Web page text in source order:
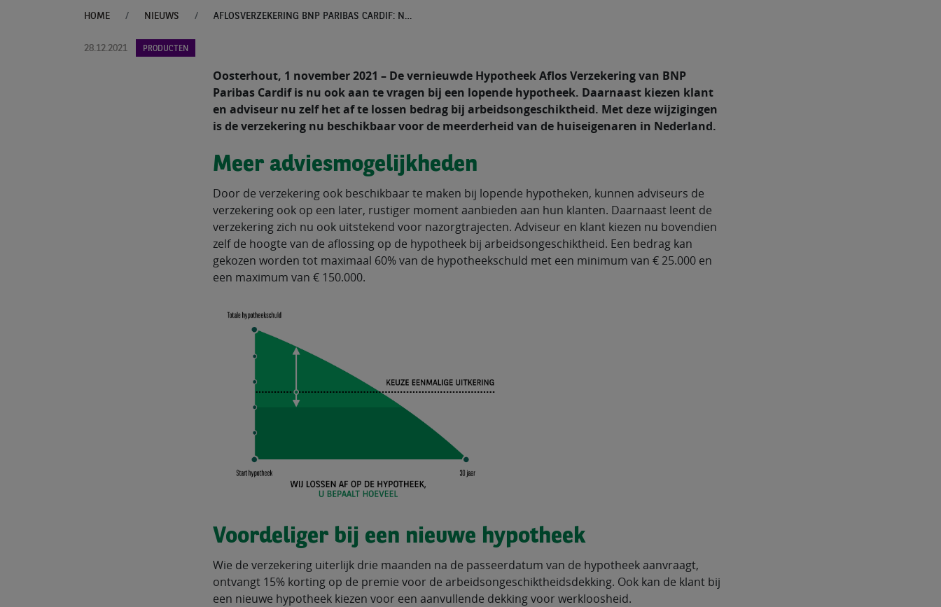
HOME NIEUWS AFLOSVERZEKERING BNP PARIBAS CARDIF: NU OOK VOOR LOPENDE HYPOTHEKEN BESCHERMING BIJ ARBEIDSONGESCHIKTHEID
28.12.2021 PRODUCTEN
Oosterhout, 1 november 2021 – De vernieuwde Hypotheek Aflos Verzekering van BNP
Paribas Cardif is nu ook aan te vragen bij een lopende hypotheek. Daarnaast kiezen klant
en adviseur nu zelf het af te lossen bedrag bij arbeidsongeschiktheid. Met deze wijzigingen
is de verzekering nu beschikbaar voor de meerderheid van de huiseigenaren in Nederland.
Meer adviesmogelijkheden
Door de verzekering ook beschikbaar te maken bij lopende hypotheken, kunnen adviseurs de
verzekering ook op een later, rustiger moment aanbieden aan hun klanten. Daarnaast leent de
verzekering zich nu ook uitstekend voor nazorgtrajecten. Adviseur en klant kiezen nu bovendien
zelf de hoogte van de aflossing op de hypotheek bij arbeidsongeschiktheid. Een bedrag kan
gekozen worden tot maximaal 60% van de hypotheekschuld met een minimum van € 25.000 en
een maximum van € 150.000.
Voordeliger bij een nieuwe hypotheek
Wie de verzekering uiterlijk drie maanden na de passeerdatum van de hypotheek aanvraagt,
ontvangt 15% korting op de premie voor de arbeidsongeschiktheidsdekking. Ook kan de klant bij
een nieuwe hypotheek kiezen voor een aanvullende dekking voor werkloosheid.